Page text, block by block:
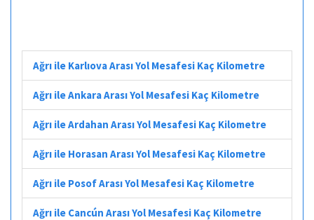
Ağrı ile Karlıova Arası Yol Mesafesi Kaç Kilometre
Ağrı ile Ankara Arası Yol Mesafesi Kaç Kilometre
Ağrı ile Ardahan Arası Yol Mesafesi Kaç Kilometre
Ağrı ile Horasan Arası Yol Mesafesi Kaç Kilometre
Ağrı ile Posof Arası Yol Mesafesi Kaç Kilometre
Ağrı ile Cancún Arası Yol Mesafesi Kaç Kilometre